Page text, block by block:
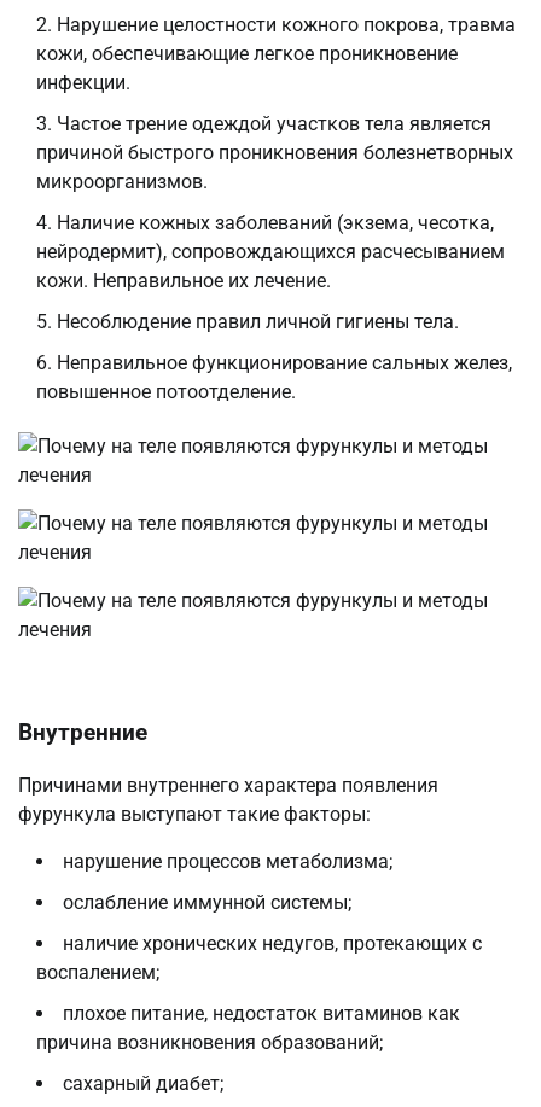
Нарушение целостности кожного покрова, травма
кожи, обеспечивающие легкое проникновение
инфекции.
Частое трение одеждой участков тела является
причиной быстрого проникновения болезнетворных
микроорганизмов.
Наличие кожных заболеваний (экзема, чесотка,
нейродермит), сопровождающихся расчесыванием
кожи. Неправильное их лечение.
Несоблюдение правил личной гигиены тела.
Неправильное функционирование сальных желез,
повышенное потоотделение.
Внутренние
Причинами внутреннего характера появления
фурункула выступают такие факторы:
нарушение процессов метаболизма;
ослабление иммунной системы;
наличие хронических недугов, протекающих с
воспалением;
плохое питание, недостаток витаминов как
причина возникновения образований;
сахарный диабет;